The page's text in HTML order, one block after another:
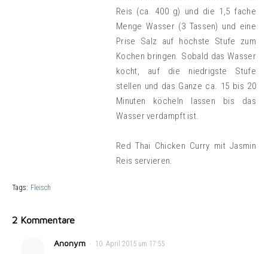
Reis (ca. 400 g) und die 1,5 fache
Menge Wasser (3 Tassen) und eine
Prise Salz auf höchste Stufe zum
Kochen bringen. Sobald das Wasser
kocht, auf die niedrigste Stufe
stellen und das Ganze ca. 15 bis 20
Minuten köcheln lassen bis das
Wasser verdampft ist.
Red Thai Chicken Curry mit Jasmin
Reis servieren.
Tags: Fleisch
2 Kommentare
Anonym 10. April 2015 um 17:55